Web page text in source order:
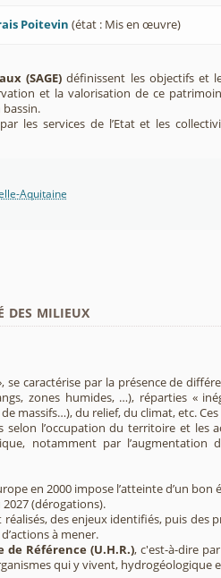
Poitevin (état : Mis en œuvre)
(SAGE) définissent les objectifs et
et la valorisation de ce
les services de l’Etat et les
Aquitaine
des milieux
se caractérise par la présence de
zones humides, …), réparties «
massifs…), du relief, du climat, etc.
l’occupation du territoire et les
notamment par l’augmentation
en 2000 impose l’atteinte d’un
2027 (dérogations).
des enjeux identifiés, puis des
à mener.
Référence (U.H.R.), c'est-à-dire
qui y vivent, hydrogéologique